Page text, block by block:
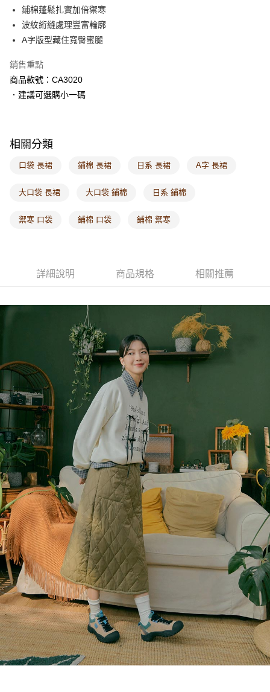
每筆NT$60，滿NT$1,000(含以上)免運費
7-11取貨付款
每筆NT$60，滿NT$1,000(含以上)免運費
付款後7-11取貨
每筆NT$60，滿NT$1,000(含以上)免運費
付款後門市自取
每筆NT$60，滿NT$1,000(含以上)免運費
鋪棉蓬鬆扎實加倍禦寒
波紋絎縫處理豐富輪廓
A字版型藏住寬臀蜜腿
銷售重點
商品款號：CA3020
．建議可選購小一碼
相關分類
口袋 長裙 鋪棉 長裙 日系 長裙 A字 長裙
大口袋 長裙 大口袋 鋪棉 日系 鋪棉
禦寒 口袋 鋪棉 口袋 鋪棉 禦寒
詳細說明 商品規格 相關推薦